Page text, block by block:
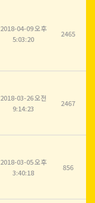
2018-04-09 오후
5:03:20
2465
2018-03-26 오전
9:14:23
2467
2018-03-05 오후
3:40:18
856